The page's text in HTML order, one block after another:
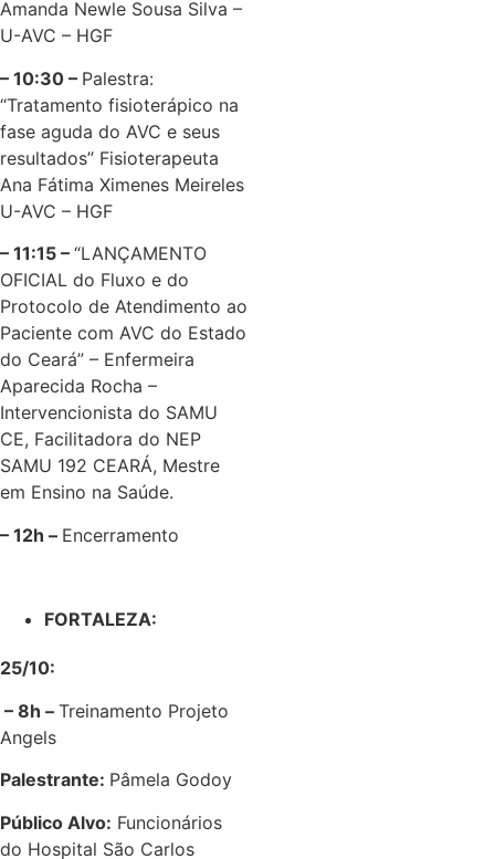
Amanda Newle Sousa Silva –
U-AVC – HGF
– 10:30 – Palestra:
“Tratamento fisioterápico na
fase aguda do AVC e seus
resultados” Fisioterapeuta
Ana Fátima Ximenes Meireles
U-AVC – HGF
– 11:15 – “LANÇAMENTO
OFICIAL do Fluxo e do
Protocolo de Atendimento ao
Paciente com AVC do Estado
do Ceará” – Enfermeira
Aparecida Rocha –
Intervencionista do SAMU
CE, Facilitadora do NEP
SAMU 192 CEARÁ, Mestre
em Ensino na Saúde.
– 12h – Encerramento
FORTALEZA:
25/10:
– 8h – Treinamento Projeto
Angels
Palestrante: Pâmela Godoy
Público Alvo: Funcionários
do Hospital São Carlos